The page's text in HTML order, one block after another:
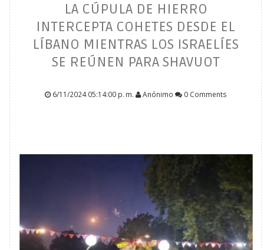
LA CÚPULA DE HIERRO
INTERCEPTA COHETES DESDE EL
LÍBANO MIENTRAS LOS ISRAELÍES
SE REÚNEN PARA SHAVUOT
6/11/2024 05:14:00 p. m. Anónimo 0 Comments